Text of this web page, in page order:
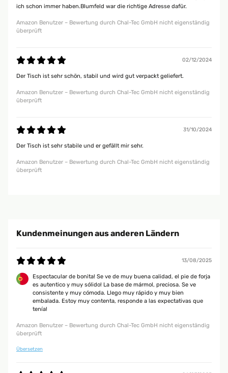
ich schon immer haben.Blumfeld war die richtige Adresse dafür.
Amazon Benutzer – Bewertung durch Chal-Tec GmbH nicht eigenständig
überprüft
02/12/2024
Der Tisch ist sehr schön, stabil und wird gut verpackt geliefert.
Amazon Benutzer – Bewertung durch Chal-Tec GmbH nicht eigenständig
überprüft
31/10/2024
Der Tisch ist sehr stabile und er gefällt mir sehr.
Amazon Benutzer – Bewertung durch Chal-Tec GmbH nicht eigenständig
überprüft
Kundenmeinungen aus anderen Ländern
13/08/2025
Espectacular de bonita! Se ve de muy buena calidad, el pie de forja
es autentico y muy sólido! La base de mármol, preciosa. Se ve
consistente y muy cómoda. Llego muy rápido y muy bien
embalada. Estoy muy contenta, responde a las expectativas que
tenía!
Amazon Benutzer – Bewertung durch Chal-Tec GmbH nicht eigenständig
überprüft
Übersetzen